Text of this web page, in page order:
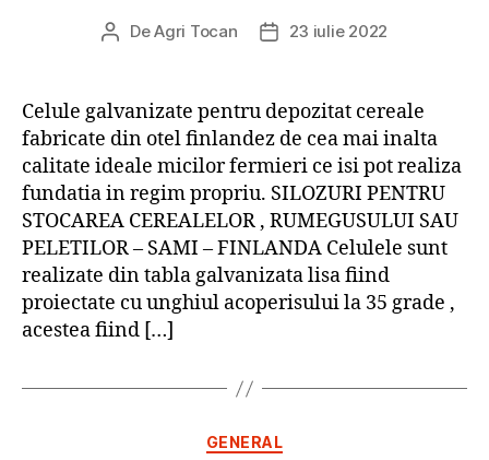
Autor
DeAgri Tocan
Dată23 iulie 2022
Celule galvanizate pentru depozitat cereale
fabricate din otel finlandez de cea mai inalta
calitate ideale micilor fermieri ce isi pot realiza
fundatia in regim propriu. SILOZURI PENTRU
STOCAREA CEREALELOR , RUMEGUSULUI SAU
PELETILOR – SAMI – FINLANDA Celulele sunt
realizate din tabla galvanizata lisa fiind
proiectate cu unghiul acoperisului la 35 grade ,
acestea fiind […]
Categorii
GENERAL